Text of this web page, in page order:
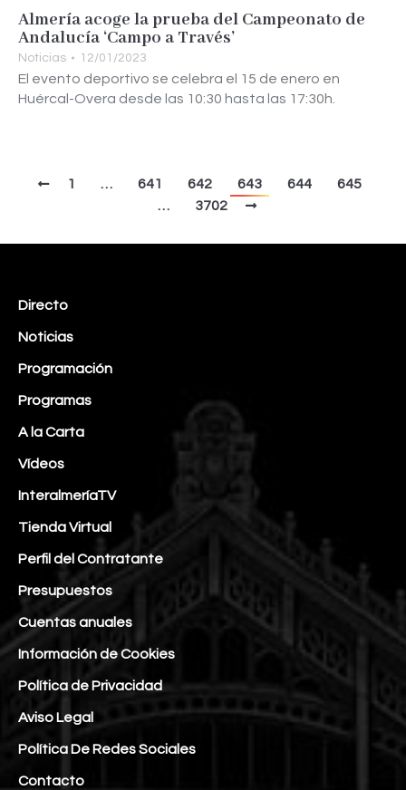
Almería acoge la prueba del Campeonato de
Andalucía ‘Campo a Través’
Noticias 12/01/2023
El evento deportivo se celebra el 15 de enero en
Huércal-Overa desde las 10:30 hasta las 17:30h.
1 … 641 642 643 644
645
…
3702
Directo
Noticias
Programación
Programas
A la Carta
Vídeos
InteralmeríaTV
Tienda Virtual
Perfil del Contratante
Presupuestos
Cuentas anuales
Información de Cookies
Política de Privacidad
Aviso Legal
Política De Redes Sociales
Contacto